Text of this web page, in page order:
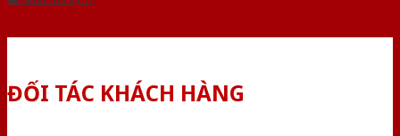
ĐỐI TÁC KHÁCH HÀNG